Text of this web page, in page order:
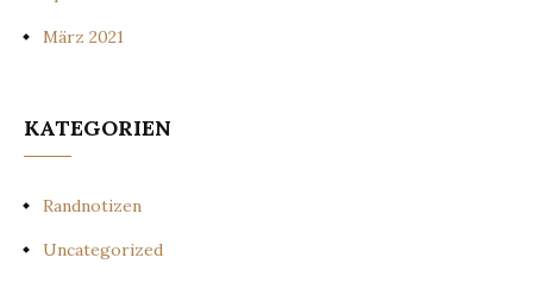
März 2021
KATEGORIEN
Randnotizen
Uncategorized